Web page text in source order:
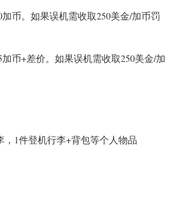
币。如果误机需收取250美金/加币罚
币+差价。 如果误机需收取250美金/加
，1件登机行李+背包等个人物品